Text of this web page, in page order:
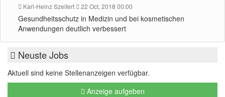
Karl-Heinz Szeifert 22 Oct, 2018 00:00
Gesundheitsschutz in Medizin und bei kosmetischen
Anwendungen deutlich verbessert
Neuste Jobs
Aktuell sind keine Stellenanzeigen verfügbar.
Anzeige aufgeben